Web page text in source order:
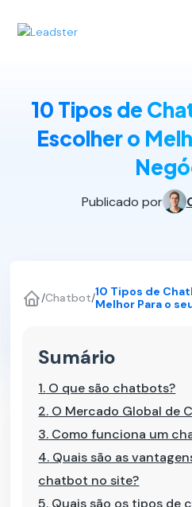
10 Tipos de
Escolher o
Publicado por
/Chatbot/10 Tipos de
Melhor Para o
Sumário
1. O que são chatbots?
2. O Mercado Global de
3. Como funciona um
4. Quais são as
chatbot no site?
5. Quais são os tipos de